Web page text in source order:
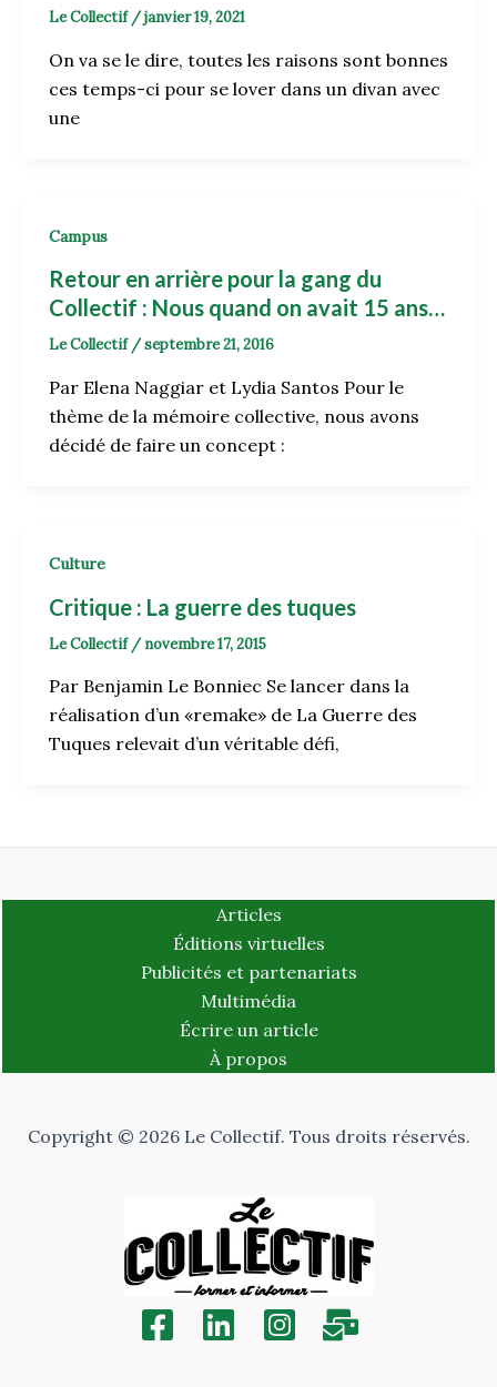
Le Collectif /janvier 19, 2021
On va se le dire, toutes les raisons sont bonnes
ces temps-ci pour se lover dans un divan avec
une
Campus
Retour en arrière pour la gang du
Collectif : Nous quand on avait 15 ans…
Le Collectif /septembre 21, 2016
Par Elena Naggiar et Lydia Santos Pour le
thème de la mémoire collective, nous avons
décidé de faire un concept :
Culture
Critique : La guerre des tuques
Le Collectif / novembre 17, 2015
Par Benjamin Le Bonniec Se lancer dans la
réalisation d’un «remake» de La Guerre des
Tuques relevait d’un véritable défi,
Articles
Éditions virtuelles
Publicités et partenariats
Multimédia
Écrire un article
À propos
Copyright © 2026 Le Collectif. Tous droits réservés.